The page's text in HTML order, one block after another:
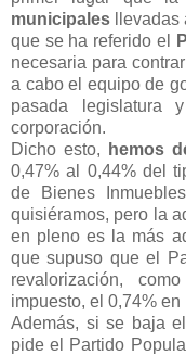
municipales llevadas
que se ha referido el
necesaria para
a cabo el equipo de
pasada legislatura
corporación.
Dicho esto,
hemos
0,47% al 0,44% del
de Bienes
quisiéramos, pero la
en pleno es la más
que supuso que el
revalorización,
impuesto, el 0,74%
Además, si se baja
pide el Partido